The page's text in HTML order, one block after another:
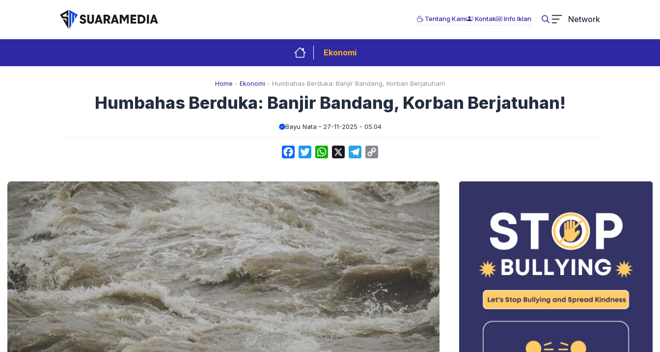
Tentang Kami Kontak Info Iklan Network
Ekonomi
Home - Ekonomi - Humbahas Berduka: Banjir Bandang, Korban Berjatuhan!
Humbahas Berduka: Banjir Bandang, Korban Berjatuhan!
Bayu Nata 27-11-2025 - 05.04
FacebookTwitterWhatsApp Telegram